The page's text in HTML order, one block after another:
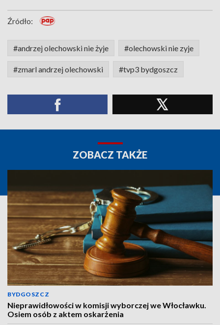
Źródło:
#andrzej olechowski nie żyje #olechowski nie zyje
#zmarl andrzej olechowski #tvp3 bydgoszcz
ZOBACZ TAKŻE
BYDGOSZCZ
Nieprawidłowości w komisji wyborczej we Włocławku.
Osiem osób z aktem oskarżenia